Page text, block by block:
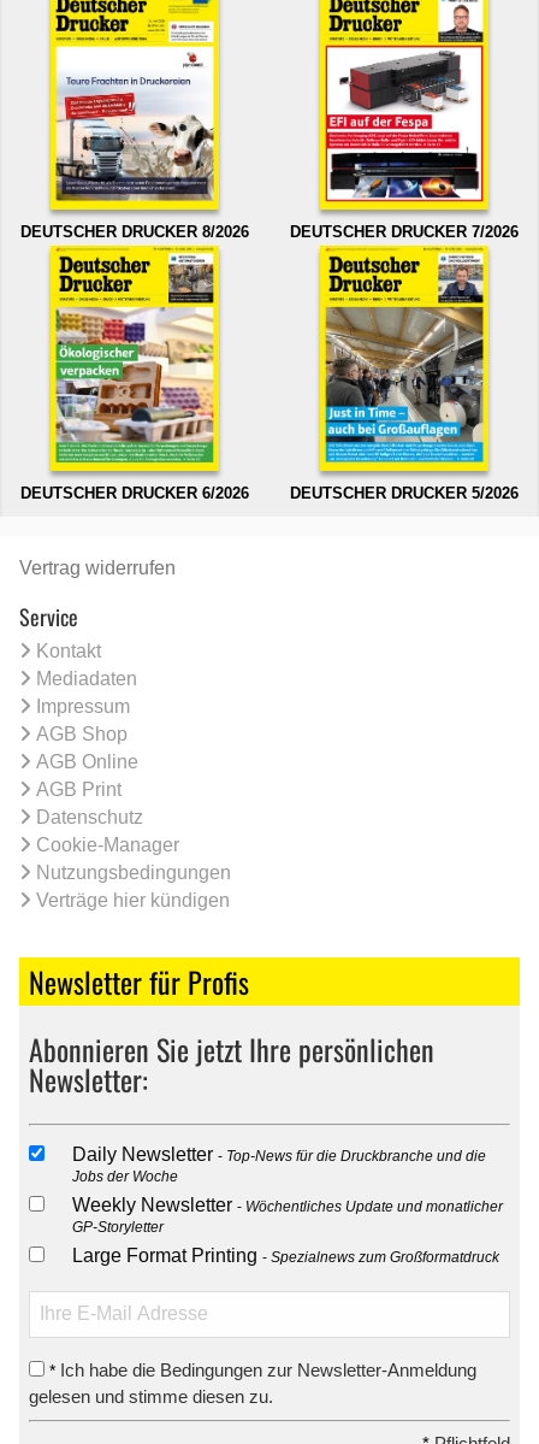
DEUTSCHER DRUCKER 8/2026 DEUTSCHER DRUCKER 7/2026
DEUTSCHER DRUCKER 6/2026 DEUTSCHER DRUCKER 5/2026
Vertrag widerrufen
Service
Kontakt
Mediadaten
Impressum
AGB Shop
AGB Online
AGB Print
Datenschutz
Cookie-Manager
Nutzungsbedingungen
Verträge hier kündigen
Newsletter für Profis
Abonnieren Sie jetzt Ihre persönlichen
Newsletter:
Daily Newsletter
Top-News für die Druckbranche und die
Jobs der Woche
Weekly Newsletter
Wöchentliches Update und monatlicher
GP-Storyletter
Large Format Printing Spezialnews zum Großformatdruck
* Ich habe die Bedingungen zur Newsletter-Anmeldung
gelesen und stimme diesen zu.